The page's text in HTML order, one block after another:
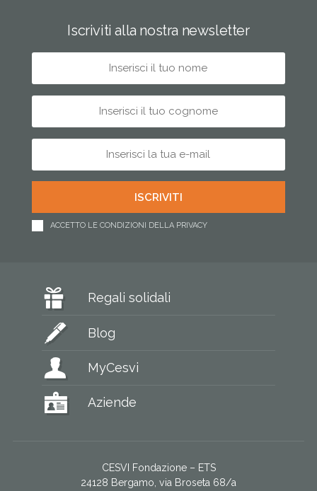
Iscriviti alla nostra newsletter
ACCETTO LE CONDIZIONI DELLA PRIVACY
Regali solidali
Blog
MyCesvi
Aziende
CESVI Fondazione – ETS
24128 Bergamo, via Broseta 68/a